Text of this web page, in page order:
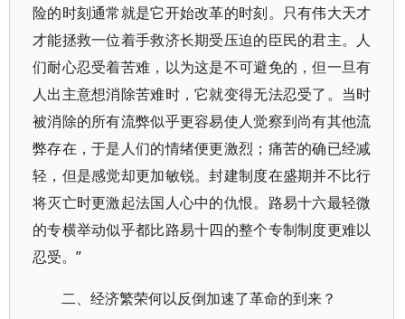
险的时刻通常就是它开始改革的时刻。只有伟大天才
才能拯救一位着手救济长期受压迫的臣民的君主。人
们耐心忍受着苦难，以为这是不可避免的，但一旦有
人出主意想消除苦难时，它就变得无法忍受了。当时
被消除的所有流弊似乎更容易使人觉察到尚有其他流
弊存在，于是人们的情绪便更激烈；痛苦的确已经减
轻，但是感觉却更加敏锐。封建制度在盛期并不比行
将灭亡时更激起法国人心中的仇恨。路易十六最轻微
的专横举动似乎都比路易十四的整个专制制度更难以
忍受。”
二、经济繁荣何以反倒加速了革命的到来？